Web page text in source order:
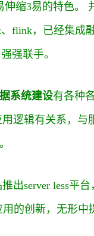
缩3易的特色。
flink，已经集成
强联手。
系统建设有各种
逻辑有关系，与
出server less平
的创新，无形